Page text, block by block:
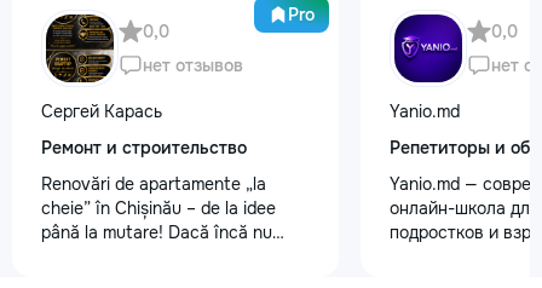
Pro
0,0
нет отзывов
Сергей Карась
Ремонт и строительство
Renovări de apartamente „la
cheie” în Chișinău – de la idee
până la mutare! Dacă încă nu
0,0
нет
Yanio.md
Репетиторы и
Yanio.md —
онлайн-школа для
подростков и